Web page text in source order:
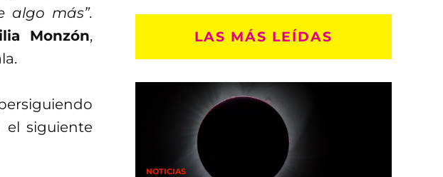
algo más”.
Monzón,
el siguiente
LAS MÁS LEÍDAS
NOTICIAS